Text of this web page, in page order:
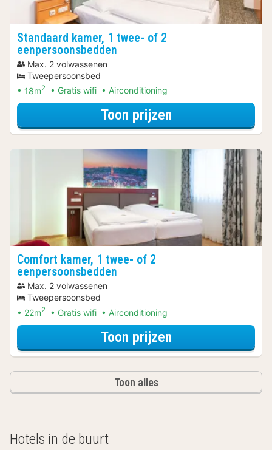
Standaard kamer, 1 twee- of 2
eenpersoonsbedden
Max. 2 volwassenen
Tweepersoonsbed
18m2 Gratis wifi Airconditioning
Toon prijzenvoor Standaard
Comfort kamer, 1 twee- of 2
eenpersoonsbedden
Max. 2 volwassenen
Tweepersoonsbed
22m2 Gratis wifi Airconditioning
Toon prijzenvoor Comfort
Toon alles
Hotels in de buurt